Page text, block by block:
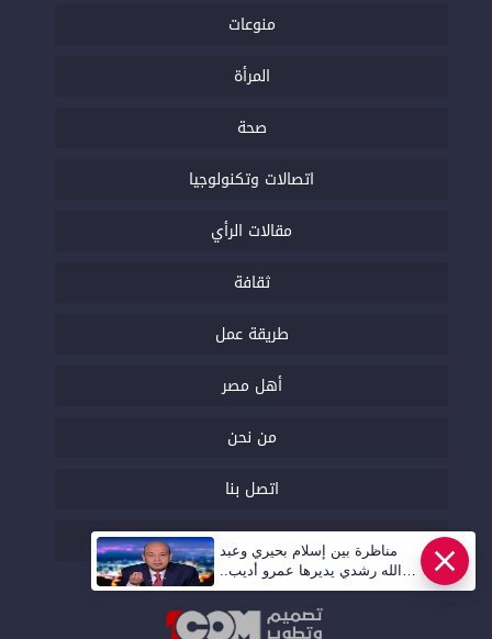
منوعات
المرأة
صحة
اتصالات وتكنولوجيا
مقالات الرأي
ثقافة
طريقة عمل
أهل مصر
من نحن
اتصل بنا
السياسة التحريرية
مناظرة بين إسلام بحيري وعبد
الله رشدي يديرها عمرو أديب..
قريبا | أهل مصر